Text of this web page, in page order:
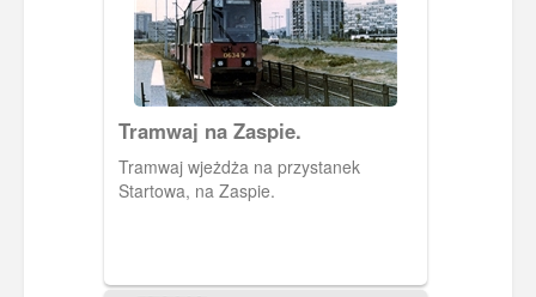
Tramwaj na Zaspie.
Tramwaj wjeżdża na przystanek
Startowa, na Zaspie.